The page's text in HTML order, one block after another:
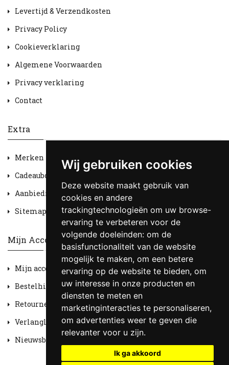
Wij gebruiken cookies
Deze website maakt gebruik van
cookies en andere
trackingtechnologieën om uw browse-
ervaring te verbeteren voor de
volgende doeleinden: om de
basisfunctionaliteit van de website
mogelijk te maken, om een betere
ervaring op de website te bieden, om
uw interesse in onze producten en
diensten te meten en
marketinginteracties te personaliseren,
om advertenties weer te geven die
relevanter voor u zijn.
Ik ga akkoord
Levertijd & Verzendkosten
Privacy Policy
Cookieverklaring
Algemene Voorwaarden
Privacy verklaring
Contact
Extra
Merken
Cadeaubon
Aanbiedingen
Sitemap
Mijn Account
Mijn account
Bestelhistorie
Retourneren
Verlanglijst
Nieuwsbrief